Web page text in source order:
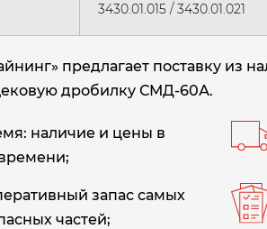
3430.01.015 / 3430.01.021
предлагает поставку из
дробилку СМД-60А.
наличие и цены в
запас самых
частей;